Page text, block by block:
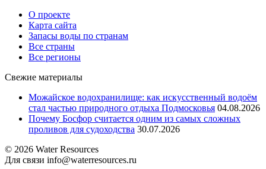
О проекте
Карта сайта
Запасы воды по странам
Все страны
Все регионы
Свежие материалы
Можайское водохранилище: как искусственный водоём
стал частью природного отдыха Подмосковья 04.08.2026
Почему Босфор считается одним из самых сложных
проливов для судоходства 30.07.2026
© 2026 Water Resources
Для связи info@waterresources.ru